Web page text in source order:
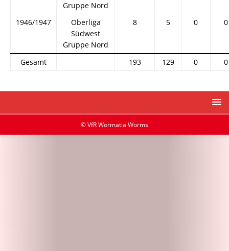
Gruppe Nord
1946/1947
Oberliga
Südwest
Gruppe Nord
8 5 0 0
Gesamt 193 129 0 0
© VfR Wormatia Worms